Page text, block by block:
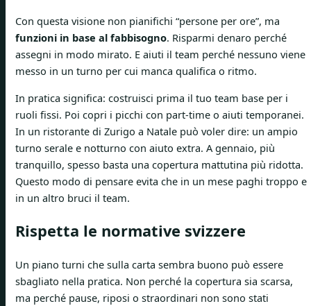
Con questa visione non pianifichi “persone per ore”, ma
funzioni in base al fabbisogno. Risparmi denaro perché
assegni in modo mirato. E aiuti il team perché nessuno viene
messo in un turno per cui manca qualifica o ritmo.
In pratica significa: costruisci prima il tuo team base per i
ruoli fissi. Poi copri i picchi con part-time o aiuti temporanei.
In un ristorante di Zurigo a Natale può voler dire: un ampio
turno serale e notturno con aiuto extra. A gennaio, più
tranquillo, spesso basta una copertura mattutina più ridotta.
Questo modo di pensare evita che in un mese paghi troppo e
in un altro bruci il team.
Rispetta le normative svizzere
Un piano turni che sulla carta sembra buono può essere
sbagliato nella pratica. Non perché la copertura sia scarsa,
ma perché pause, riposi o straordinari non sono stati